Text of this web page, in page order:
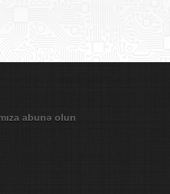
abunə olun